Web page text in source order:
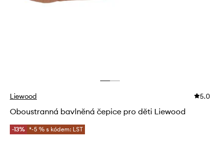
Liewood 5.0
Oboustranná bavlněná čepice pro děti Liewood
-13% *-5 % s kódem: LST